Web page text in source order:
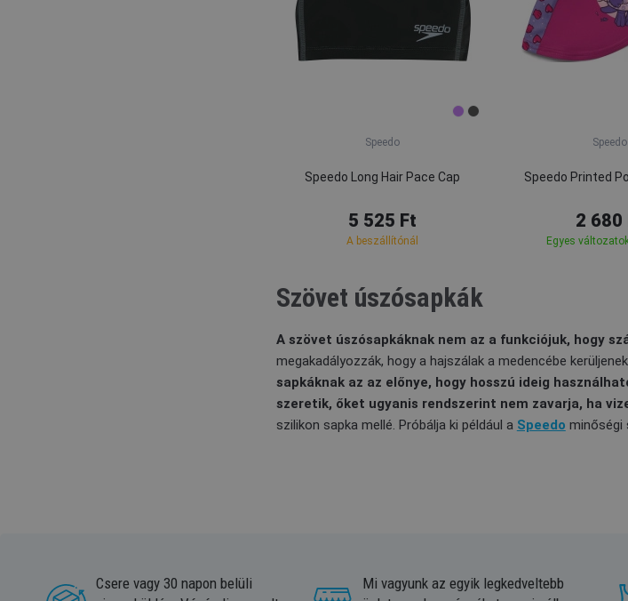
Speedo
Speedo Long Hair Pace Cap
5 525 Ft
A beszállítónál
Speedo
Speedo Printed
2 680
Egyes
Szövet úszósapkák
A szövet úszósapkáknak nem az a funkciójuk, hogy
megakadályozzák, hogy a hajszálak a medencébe
sapkáknak az az előnye, hogy hosszú ideig
szeretik, őket ugyanis rendszerint nem zavarja, ha
szilikon sapka mellé. Próbálja ki például a Speedo minőségi
Csere vagy 30 napon belüli
Mi vagyunk az egyik legkedveltebb